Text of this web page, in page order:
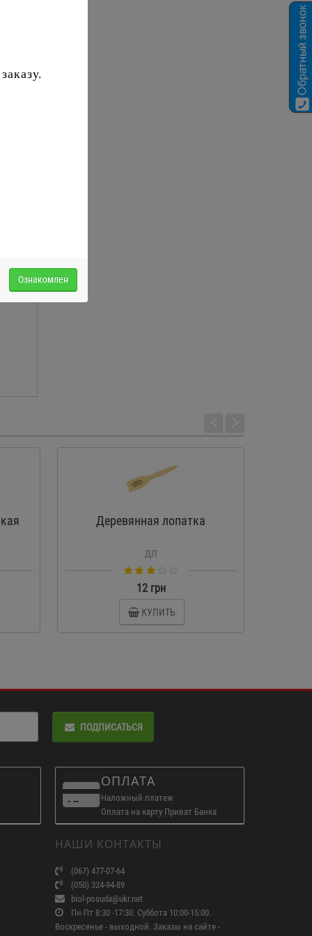
Деревянная лопатка
ДЛ
12 грн
КУПИТЬ
ПОДПИСАТЬСЯ
ОПЛАТА
Наложный платеж
Оплата на карту Приват Банка
НАШИ КОНТАКТЫ
(067) 477-07-64
(050) 324-94-89
biol-posuda@ukr.net
Пн-Пт 8:30 -17:30. Суббота 10:00-15:00.
Воскресенье - выходной. Заказы на сайте -
Ознакомлен